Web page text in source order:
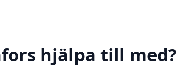
hjälpa till med?